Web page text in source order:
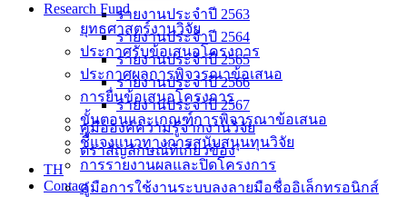
Research Fund
ยุทธศาสตร์งานวิจัย
ประกาศรับข้อเสนอโครงการ
ประกาศผลการพิจารณาข้อเสนอ
การยื่นข้อเสนอโครงการ
ขั้นตอนและเกณฑ์การพิจารณาข้อเสนอ
ชี้แจงแนวทางการสนับสนุนทุนวิจัย
การรายงานผลและปิดโครงการ
คู่มือการใช้งานระบบลงลายมือชื่ออิเล็กทรอนิกส์
รายงานประจำปี 2563
รายงานประจำปี 2564
รายงานประจำปี 2565
รายงานประจำปี 2566
รายงานประจำปี 2567
คู่มือองค์ความรู้จากงานวิจัย
ตราสัญลักษณ์ที่เกี่ยวข้อง
TH
Contact